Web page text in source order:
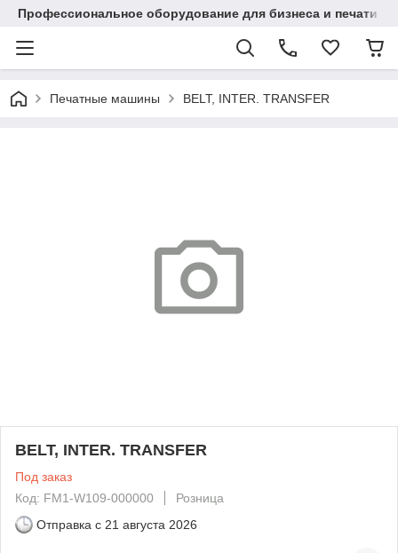
Профессиональное оборудование для бизнеса и печати в
Печатные машины BELT, INTER. TRANSFER
BELT, INTER. TRANSFER
Под заказ
Код: FM1-W109-000000
Розница
Отправка с 21 августа 2026